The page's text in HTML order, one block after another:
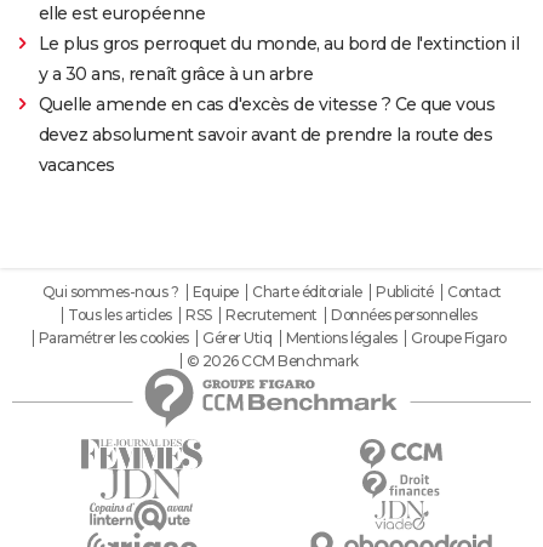
elle est européenne
Le plus gros perroquet du monde, au bord de l'extinction il
y a 30 ans, renaît grâce à un arbre
Quelle amende en cas d'excès de vitesse ? Ce que vous
devez absolument savoir avant de prendre la route des
vacances
Qui sommes-nous ? Equipe Charte éditoriale Publicité
Contact
Tous les articles
RSS Recrutement
Données personnelles
Paramétrer les cookies
Gérer Utiq Mentions légales
Groupe Figaro
© 2026 CCM Benchmark